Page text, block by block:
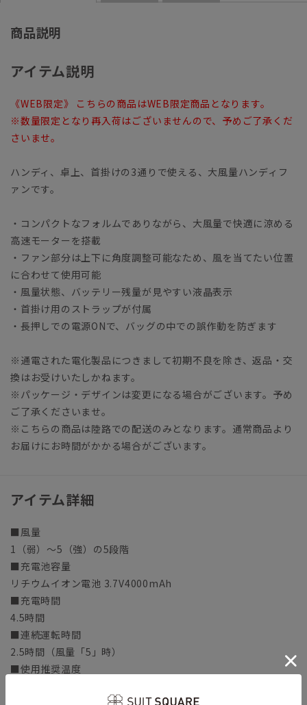
商品説明
アイテム説明
《WEB限定》 こちらの商品はWEB限定商品となります。
※数量限定となり再入荷はございませんので、予めご了承くだ
さいませ。
ハンディ、卓上、首掛けの3通りで使える、大風量ハンディフ
ァンです。
・コンパクトなフォルムでありながら、大風量で快適に涼める
高速モーターを搭載
・ファン部分は上下に角度調整可能なため、風を当てたい位置
に合わせて使用可能
・風量状態、バッテリー残量が見やすい液晶表示
・首掛け用のストラップが付属
・長押しでの電源ONで、バッグの中での誤作動を防ぎます
※通電された電化製品につきまして初期不良を除き、返品・交
換はお受けいたしかねます。
※パッケージ・デザインは変更になる場合がございます。予め
ご了承くださいませ。
※こちらの商品は陸路での配送のみとなります。通常商品より
お届けにお時間がかかる場合がございます。
アイテム詳細
■風量
1（弱）～5（強）の5段階
■充電池容量
リチウムイオン電池 3.7V4000mAh
■充電時間
4.5時間
■連続運転時間
2.5時間（風量「5」時）
■使用推奨温度